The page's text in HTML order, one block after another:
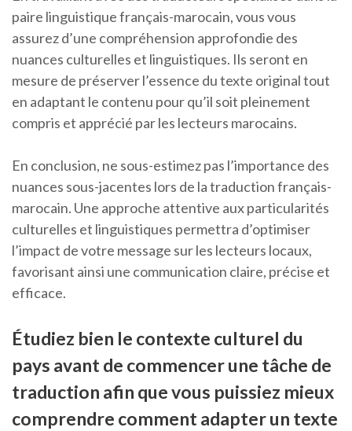
paire linguistique français-marocain, vous vous
assurez d’une compréhension approfondie des
nuances culturelles et linguistiques. Ils seront en
mesure de préserver l’essence du texte original tout
en adaptant le contenu pour qu’il soit pleinement
compris et apprécié par les lecteurs marocains.
En conclusion, ne sous-estimez pas l’importance des
nuances sous-jacentes lors de la traduction français-
marocain. Une approche attentive aux particularités
culturelles et linguistiques permettra d’optimiser
l’impact de votre message sur les lecteurs locaux,
favorisant ainsi une communication claire, précise et
efficace.
Étudiez bien le contexte culturel du
pays avant de commencer une tâche de
traduction afin que vous puissiez mieux
comprendre comment adapter un texte